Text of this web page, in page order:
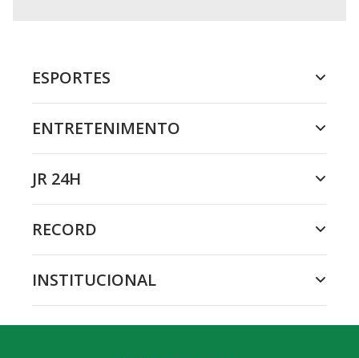
ESPORTES
ENTRETENIMENTO
JR 24H
RECORD
INSTITUCIONAL